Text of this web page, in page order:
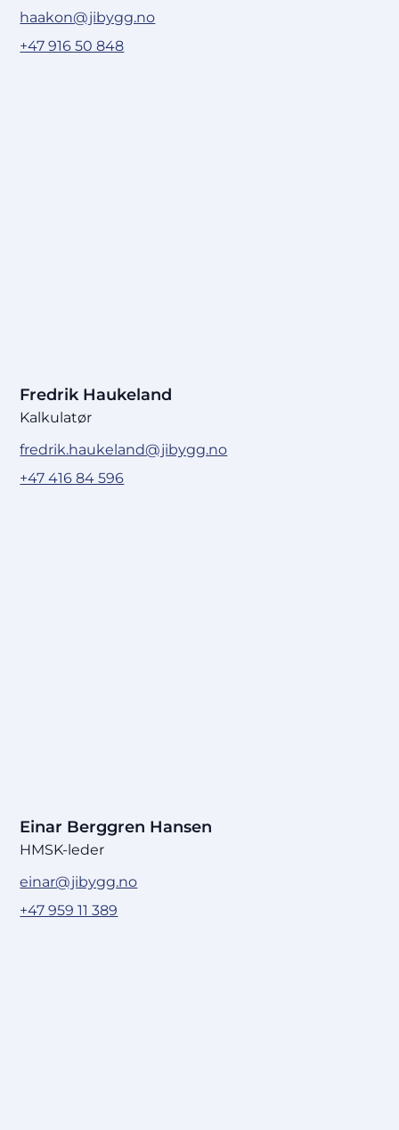
haakon@jibygg.no
+47 916 50 848
Fredrik Haukeland
Kalkulatør
fredrik.haukeland@jibygg.no
+47 416 84 596
Einar Berggren Hansen
HMSK-leder
einar@jibygg.no
+47 959 11 389